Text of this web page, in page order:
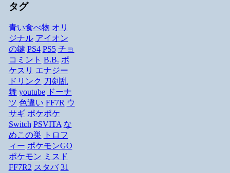
タグ
青い食べ物 オリ
ジナル アイオン
の鍵 PS4 PS5 チョ
コミント B.B. ポ
ケスリ エナジー
ドリンク 刀剣乱
舞 youtube ドーナ
ツ 色違い FF7R ウ
サギ ポケポケ
Switch PSVITA な
めこの巣
トロフ
ィー ポケモンGO
ポケモン ミスド
FF7R2 スタバ 31